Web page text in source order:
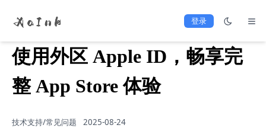
登录
使用外区 Apple ID，畅享完
整 App Store 体验
技术支持/常见问题 2025-08-24